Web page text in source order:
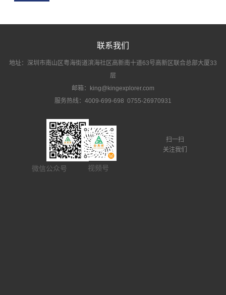
联系我们
地址：深圳市南山区粤海街道滨海社区高新南十道63号高新区联合总部大厦33
层
邮箱：king@kingexplorer.com
服务热线：4009-699-698 0755-26970931
微信公众号 视频号
扫一扫
关注我们